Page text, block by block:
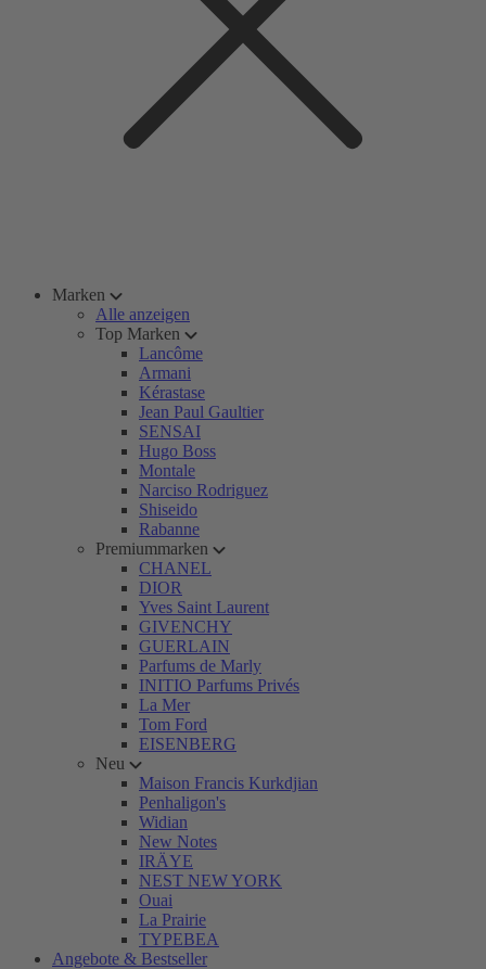
Marken
Alle anzeigen
Top Marken
Lancôme
Armani
Kérastase
Jean Paul Gaultier
SENSAI
Hugo Boss
Montale
Narciso Rodriguez
Shiseido
Rabanne
Premiummarken
CHANEL
DIOR
Yves Saint Laurent
GIVENCHY
GUERLAIN
Parfums de Marly
INITIO Parfums Privés
La Mer
Tom Ford
EISENBERG
Neu
Maison Francis Kurkdjian
Penhaligon's
Widian
New Notes
IRÄYE
NEST NEW YORK
Ouai
La Prairie
TYPEBEA
Angebote & Bestseller